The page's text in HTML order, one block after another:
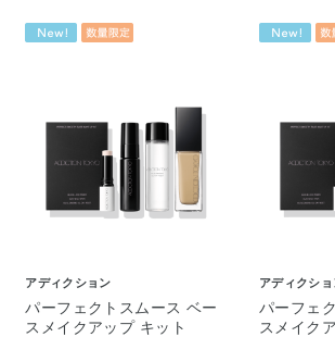
アディクション
パーフェクトスムース ベー
スメイクアップ キット
アディクショ
パーフェ
スメイク